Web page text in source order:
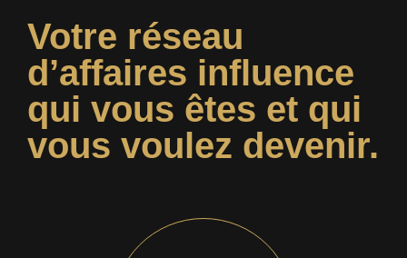
Votre réseau
d’affaires influence
qui vous êtes et qui
vous voulez devenir.